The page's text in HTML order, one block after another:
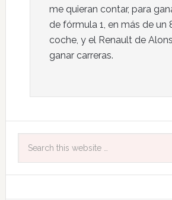
me quieran contar, para
de fórmula 1, en más de un
coche, y el Renault de
ganar carreras.